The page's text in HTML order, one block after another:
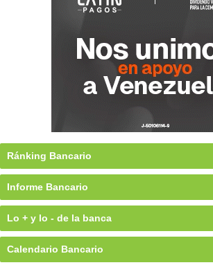
Ránking Bancario
Informe Bancario
Lo + y lo - de la banca
Calendario Bancario